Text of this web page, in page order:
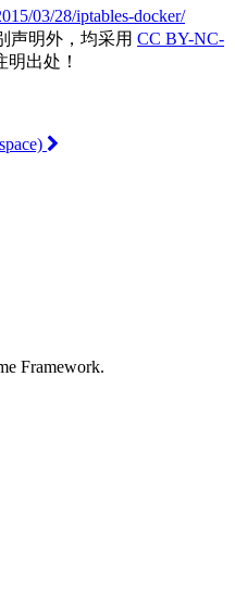
03/28/iptables-docker/
声明外，均采用 CC BY-NC-
出处！
Framework.